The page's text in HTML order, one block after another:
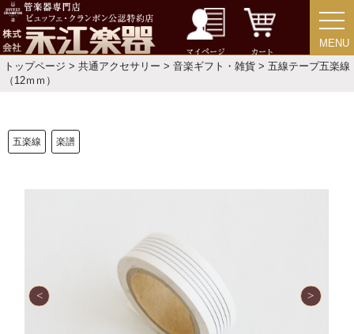
マイページ カート
MENU
MENU
トップページ > 共通アクセサリー > 音楽ギフト・雑貨 > 五線テープ五楽線
（12ｍｍ）
五楽線 楽譜
選定者のご紹介
演奏会のお知らせ
ログイン・マイページ
ご利用ガイド サポート・保証